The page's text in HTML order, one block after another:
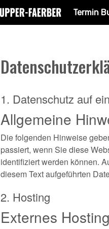
Termin
1. Datenschutz auf
Allgemeine
Die folgenden Hinweise
passiert, wenn Sie diese
identifiziert werden können.
diesem Text aufgeführten
2. Hosting
Externes